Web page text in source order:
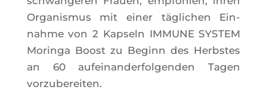
Orga­nis­mus mit einer tägli­chen Ein­
nahme von 2 Kap­seln IMMUNE SYSTEM
Morin­ga Boost zu Beginn des Herbstes
an 60 aufei­nan­der­fol­gen­den Tagen
vorzubereiten.